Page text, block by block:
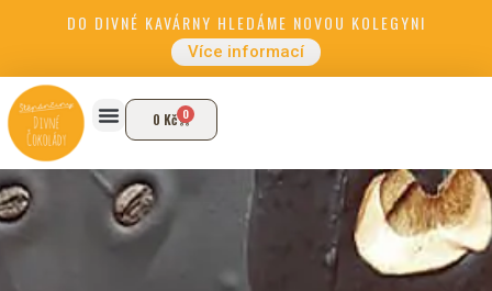
DO DIVNÉ KAVÁRNY HLEDÁME NOVOU KOLEGYNI
Více informací
0 Kč 0